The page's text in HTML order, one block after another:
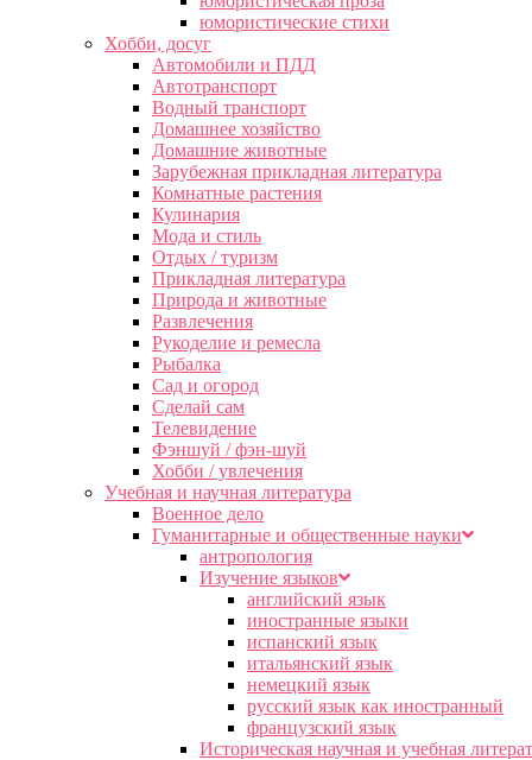
юмористические стихи
Хобби, досуг
Автомобили и ПДД
Автотранспорт
Водный транспорт
Домашнее хозяйство
Домашние животные
Зарубежная прикладная литература
Комнатные растения
Кулинария
Мода и стиль
Отдых / туризм
Прикладная литература
Природа и животные
Развлечения
Рукоделие и ремесла
Рыбалка
Сад и огород
Сделай сам
Телевидение
Фэншуй / фэн-шуй
Хобби / увлечения
Учебная и научная литература
Военное дело
Гуманитарные и общественные науки
антропология
Изучение языков
английский язык
иностранные языки
испанский язык
итальянский язык
немецкий язык
русский язык как иностранный
французский язык
Историческая научная и учебная